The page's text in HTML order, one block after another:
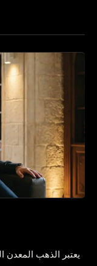
يعتبر الذهب المعدن